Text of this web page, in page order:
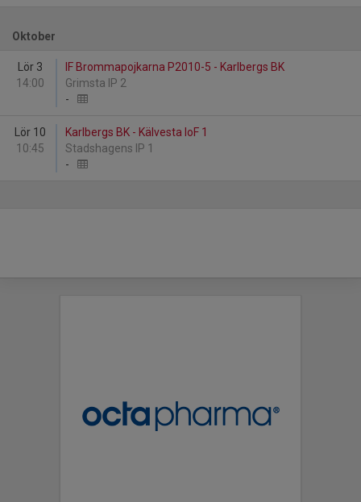
Oktober
Lör 3
14:00
IF Brommapojkarna P2010-5 - Karlbergs BK
Grimsta IP 2
-
Lör 10
10:45
Karlbergs BK - Kälvesta IoF 1
Stadshagens IP 1
-